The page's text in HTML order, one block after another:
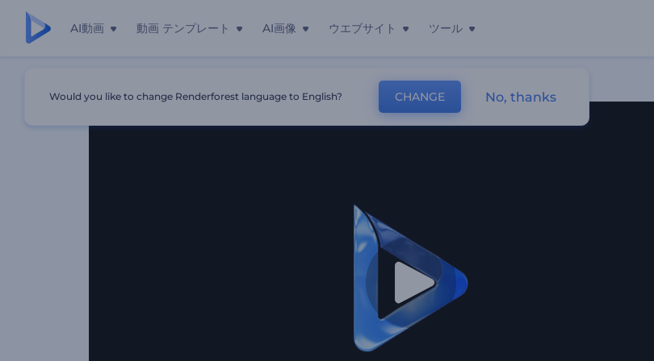
AI動画 動画 テンプレート AI画像 ウエブサイト ツール
Would you like to change Renderforest language to English? CHANGE No, thanks